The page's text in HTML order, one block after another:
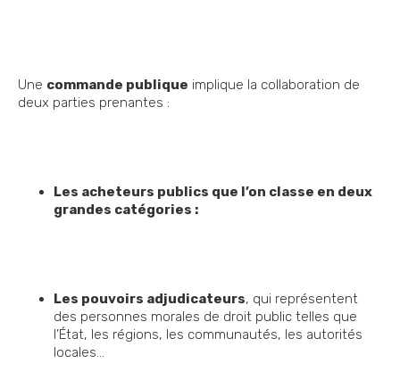
Une commande publique implique la collaboration de
deux parties prenantes :
Les acheteurs publics que l’on classe en deux
grandes catégories :
Les pouvoirs adjudicateurs, qui représentent
des personnes morales de droit public telles que
l’État, les régions, les communautés, les autorités
locales…